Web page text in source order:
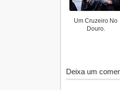
Um Cruzeiro No
Douro.
Deixa um